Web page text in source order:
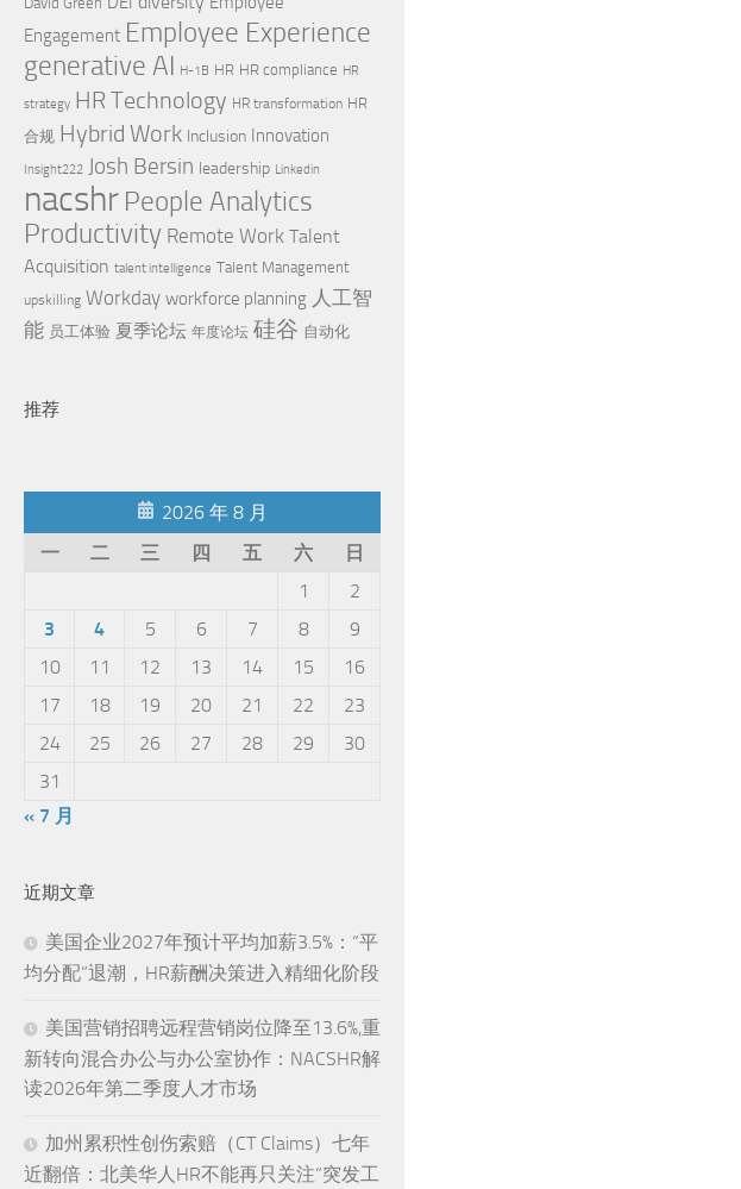
Engagement Employee Experience
generative AI H-1B HR HR compliance HR
strategy HR Technology HR transformation HR
合规 Hybrid Work Inclusion Innovation
Insight222 Josh Bersin leadership Linkedin
nacshr People Analytics
Productivity Remote Work Talent
Acquisition talent intelligence Talent Management
upskilling Workday workforce planning 人工智
能 员工体验 夏季论坛 年度论坛 硅谷 自动化
推荐
2026 年 8 月
一
二 三 四 五 六
日
1
2
3
4 5 6 7 8
9
10
11 12 13 14 15
16
17
18 19 20 21 22
23
24
25 26 27 28 29
30
31
« 7 月
近期文章
美国企业2027年预计平均加薪3.5%：“平
均分配”退潮，HR薪酬决策进入精细化阶段
美国营销招聘远程营销岗位降至13.6%,重
新转向混合办公与办公室协作：NACSHR解
读2026年第二季度人才市场
加州累积性创伤索赔（CT Claims）七年
近翻倍：北美华人HR不能再只关注“突发工